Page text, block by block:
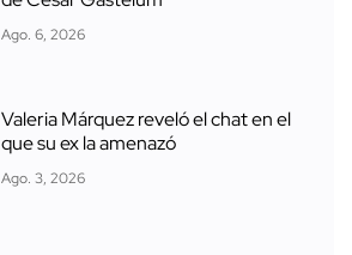
Ago. 6, 2026
Valeria Márquez reveló el chat en el
que su ex la amenazó
Ago. 3, 2026